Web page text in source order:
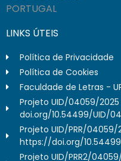
PORTUGAL
LINKS ÚTEIS
Política de Privacidade
Política de Cookies
Faculdade de Letras -
Projeto UID/04059/
doi.org/10.54499/UID/
Projeto UID/PRR/
https://doi.org/
Projeto UID/PRR2/